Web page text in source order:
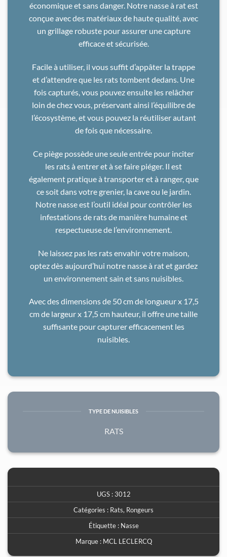
économique et sans danger. Notre nasse à rat est
conçue avec des matériaux de haute qualité, avec
un grillage robuste pour assurer une capture
efficace et sécurisée.
Facile à utiliser, il vous suffit d’appâter la trappe
et d’attendre que les rats tombent dedans. Une
fois capturés, vous pouvez ensuite les relâcher
loin de chez vous, préservant ainsi l’équilibre de
l’écosystème, et vous pouvez la réutiliser autant
de fois que nécessaire.
Ce piège possède une seule entrée pour inciter
les rats à entrer et à se faire piéger. Il est
également pratique à transporter et à ranger, que
ce soit dans votre grenier, la cave ou le jardin.
Notre nasse est l’outil idéal pour contrôler les
infestations de rats de manière humaine et
respectueuse de l’environnement.
Ne laissez pas les rats envahir votre maison,
optez dès aujourd’hui notre nasse à rat et gardez
un environnement sain et sans nuisibles.
Avec des dimensions de 50 cm de longueur x 17,5
cm de largeur x 17,5 cm hauteur, il offre une taille
suffisante pour capturer efficacement les
nuisibles.
TYPE DE NUISIBLES
RATS
UGS :3012
Catégories : Rats, Rongeurs
Étiquette : Nasse
Marque : MCL LECLERCQ